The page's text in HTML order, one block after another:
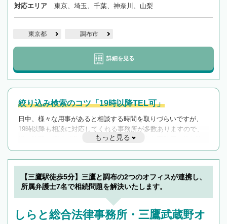
対応エリア 東京、埼玉、千葉、神奈川、山梨
東京都 調布市
詳細を見る
絞り込み検索のコツ「19時以降TEL可」
日中、様々な用事があると相談する時間を取りづらいですが、
19時以降も相談に対応してくれる事務所が多数ありますので、
遅い時間の相談が増えそうな場合はそのような事務所に絞り込
んで検索してみましょう。
19時以降TEL可の条件
を加えて再検索
もっと見る
【三鷹駅徒歩5分】三鷹と調布の2つのオフィスが連携し、
所属弁護士7名で相続問題を解決いたします。
しらと総合法律事務所・三鷹武蔵野オ